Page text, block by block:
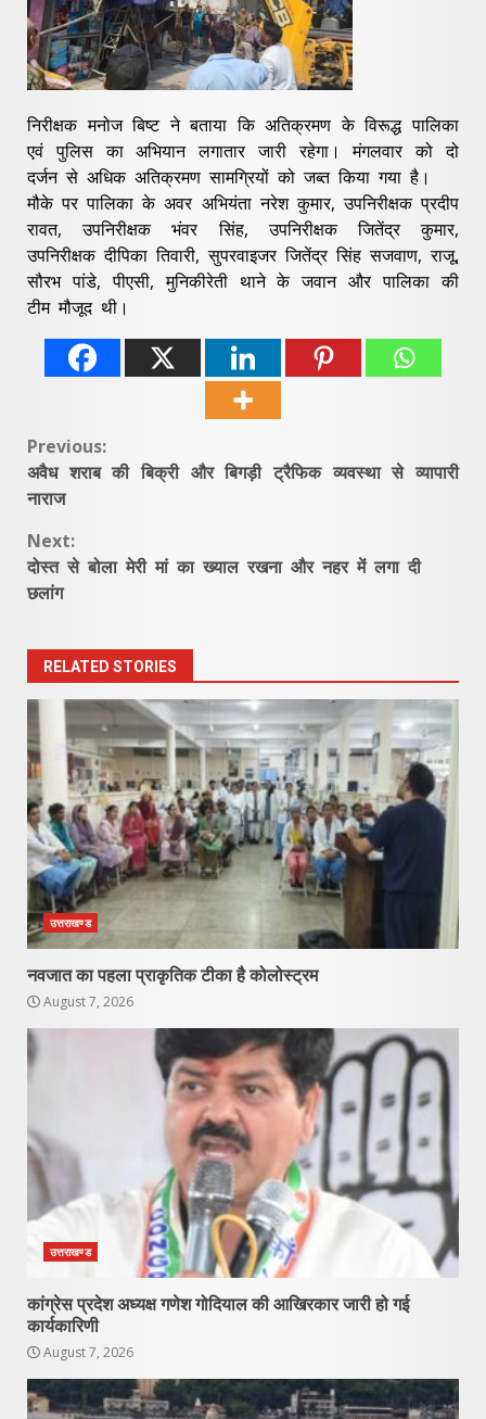
निरीक्षक मनोज बिष्ट ने बताया कि अतिक्रमण के विरूद्ध पालिका
एवं पुलिस का अभियान लगातार जारी रहेगा। मंगलवार को दो
दर्जन से अधिक अतिक्रमण सामग्रियों को जब्त किया गया है।
मौके पर पालिका के अवर अभियंता नरेश कुमार, उपनिरीक्षक प्रदीप
रावत, उपनिरीक्षक भंवर सिंह, उपनिरीक्षक जितेंद्र कुमार,
उपनिरीक्षक दीपिका तिवारी, सुपरवाइजर जितेंद्र सिंह सजवाण, राजू,
सौरभ पांडे, पीएसी, मुनिकीरेती थाने के जवान और पालिका की
टीम मौजूद थी।
Continue
Reading
Previous:
अवैध शराब की बिक्री और बिगड़ी ट्रैफिक व्यवस्था से व्यापारी
नाराज
Next:
दोस्त से बोला मेरी मां का ख्याल रखना और नहर में लगा दी
छलांग
RELATED STORIES
उत्तराखण्ड
नवजात का पहला प्राकृतिक टीका है कोलोस्ट्रम
August 7, 2026
उत्तराखण्ड
कांग्रेस प्रदेश अध्यक्ष गणेश गोदियाल की आखिरकार जारी हो गई
कार्यकारिणी
August 7, 2026